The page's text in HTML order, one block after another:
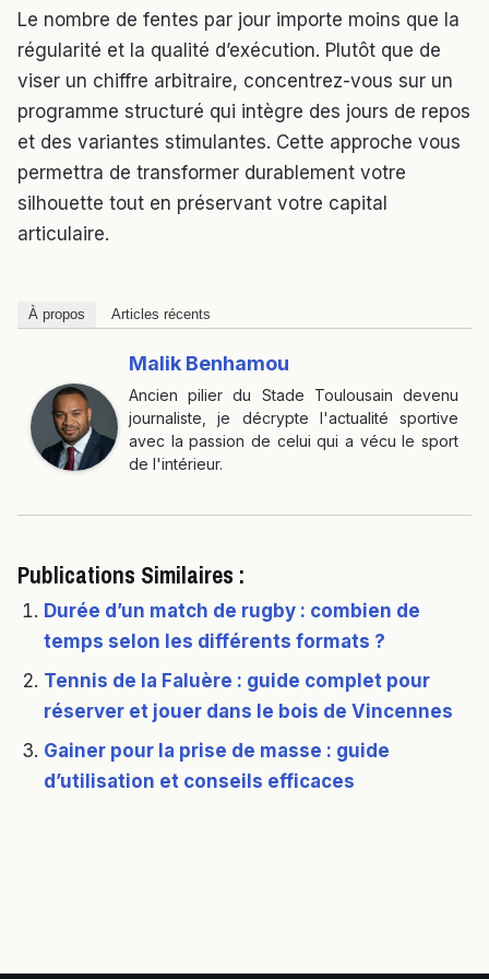
Le nombre de fentes par jour importe moins que la
régularité et la qualité d’exécution. Plutôt que de
viser un chiffre arbitraire, concentrez-vous sur un
programme structuré qui intègre des jours de repos
et des variantes stimulantes. Cette approche vous
permettra de transformer durablement votre
silhouette tout en préservant votre capital
articulaire.
À propos Articles récents
Malik Benhamou
Ancien pilier du Stade Toulousain devenu
journaliste, je décrypte l'actualité sportive
avec la passion de celui qui a vécu le sport
de l'intérieur.
Publications Similaires :
Durée d’un match de rugby : combien de
temps selon les différents formats ?
Tennis de la Faluère : guide complet pour
réserver et jouer dans le bois de Vincennes
Gainer pour la prise de masse : guide
d’utilisation et conseils efficaces